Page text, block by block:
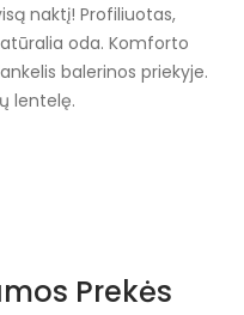
naktį! Profiliuotas,
oda. Komforto
balerinos priekyje.
lentelę.
Prekės